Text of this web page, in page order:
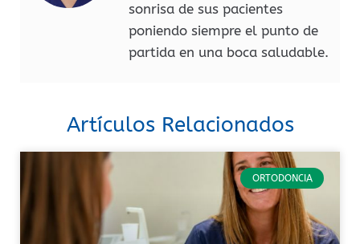
sonrisa de sus pacientes
poniendo siempre el punto de
partida en una boca saludable.
Artículos Relacionados
ORTODONCIA